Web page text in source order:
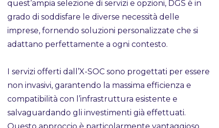
quest’ampia selezione di servizi e opzioni, DGS è in
grado di soddisfare le diverse necessità delle
imprese, fornendo soluzioni personalizzate che si
adattano perfettamente a ogni contesto.
I servizi offerti dall’X-SOC sono progettati per essere
non invasivi, garantendo la massima efficienza e
compatibilità con l’infrastruttura esistente e
salvaguardando gli investimenti già effettuati.